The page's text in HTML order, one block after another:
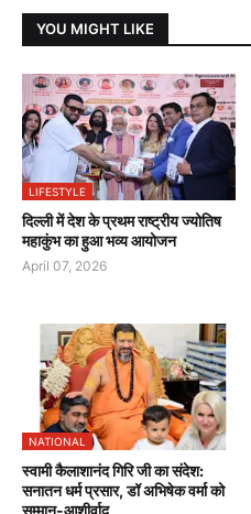
YOU MIGHT LIKE
LIFESTYLE
दिल्ली में देश के प्रथम राष्ट्रीय ज्योतिष
महाकुंभ का हुआ भव्य आयोजन
April 07, 2026
NATIONAL
स्वामी कैलाशानंद गिरि जी का संदेश:
सनातन धर्म प्रसार, डॉ अभिषेक वर्मा को
सम्मान-आशीर्वाद